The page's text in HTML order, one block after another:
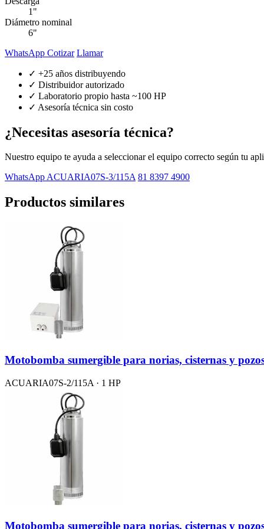
1"
Diámetro nominal
6"
WhatsApp Cotizar Llamar
✓ +25 años distribuyendo
✓ Distribuidor autorizado
✓ Laboratorio propio hasta ~100 HP
✓ Asesoría técnica sin costo
¿Necesitas asesoría técnica?
Nuestro equipo te ayuda a seleccionar el equipo correcto según tu
WhatsApp ACUARIA07S-3/115A 81 8397 4900
Productos similares
Motobomba sumergible para norias, cisternas y
ACUARIA07S-2/115A · 1 HP
Motobomba sumergible para norias, cisternas y